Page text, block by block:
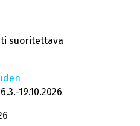
suoritettava
19.10.2026